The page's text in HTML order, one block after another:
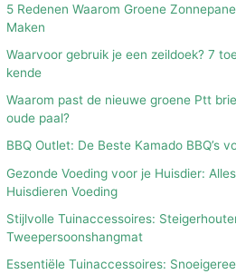
5 Redenen Waarom Groene
Maken
Waarvoor gebruik je een zeildoek? 7
kende
Waarom past de nieuwe groene Ptt
oude paal?
BBQ Outlet: De Beste Kamado BBQ’s
Gezonde Voeding voor je Huisdier:
Huisdieren Voeding
Stijlvolle Tuinaccessoires:
Tweepersoonshangmat
Essentiële Tuinaccessoires: